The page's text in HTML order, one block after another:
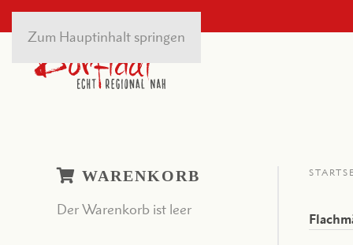
Zum Hauptinhalt springen
WARENKORB
Der Warenkorb ist leer